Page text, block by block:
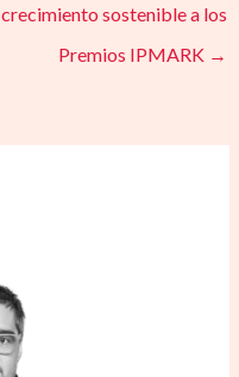
crecimiento sostenible a los
Premios IPMARK →